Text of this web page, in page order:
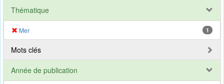
Thématique
Mer 1
Mots clés
Année de publication